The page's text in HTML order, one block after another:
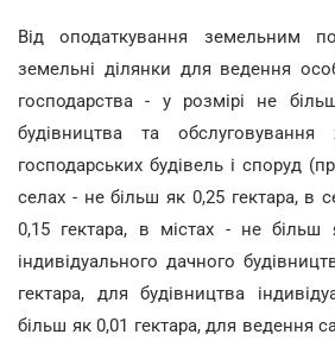
Від оподаткування земельним
земельні ділянки для ведення
господарства - у розмірі не
будівництва та обслуговування
господарських будівель і споруд
селах - не більш як 0,25 гектара, в
0,15 гектара, в містах - не більш
індивідуального дачного
гектара, для будівництва
більш як 0,01 гектара, для ведення